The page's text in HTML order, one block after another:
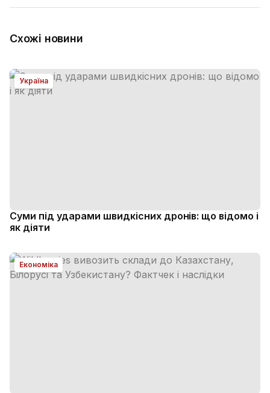
Схожі новини
Україна
Суми під ударами швидкісних дронів: що відомо і
як діяти
Економіка